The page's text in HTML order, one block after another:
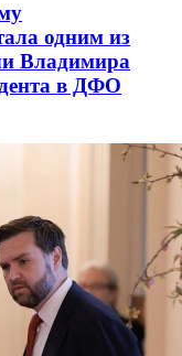
одним из
Владимира
в ДФО